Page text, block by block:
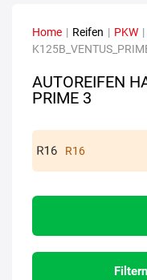
Home | Reifen | PKW |
AUTOREIFEN
PRIME 3
R16